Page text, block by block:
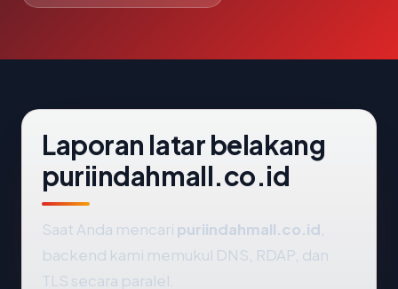
Laporan latar belakang
puriindahmall.co.id
Saat Anda mencari puriindahmall.co.id
backend kami memukul DNS, RDAP, dan
TLS secara paralel.